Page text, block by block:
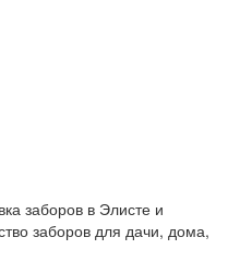
заборов в Элисте и
заборов для дачи, дома,